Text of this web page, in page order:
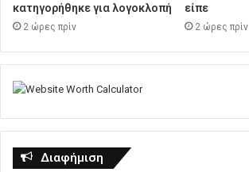
κατηγορήθηκε για λογοκλοπή
2 ώρες πρίν
είπε
2 ώρες πρίν
Διαφήμιση